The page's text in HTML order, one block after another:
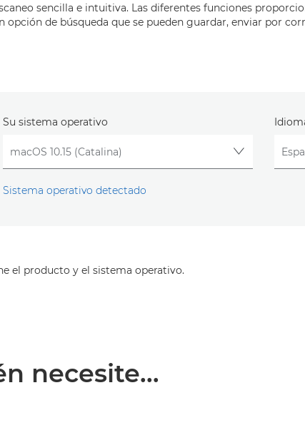
sencilla e intuitiva. Las diferentes funciones
de búsqueda que se pueden guardar, enviar por
Su sistema operativo
Sistema operativo detectado
el producto y el sistema operativo.
necesite...